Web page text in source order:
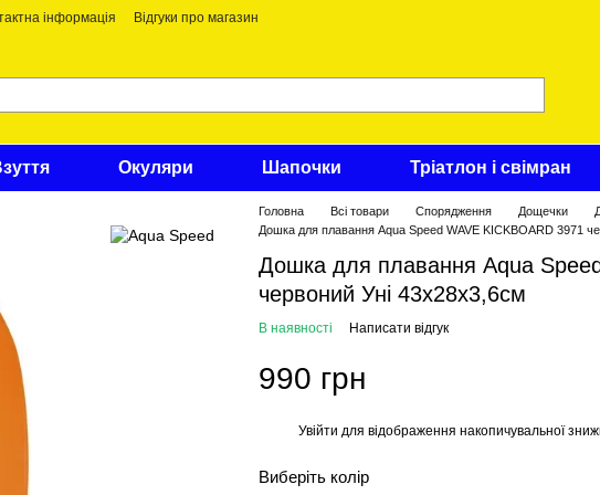
інформація Відгуки про магазин
Окуляри Шапочки Тріатлон і свімран
Головна Всі товари Спорядження Дощечки
Дошка для плавання Aqua Speed ​​WAVE KICKBOARD 3971
Дошка для плавання Aqua
червоний Уні 43x28x3,6cм
В наявності Написати відгук
990 грн
Увійти для відображення накопичувальної
Виберіть колір